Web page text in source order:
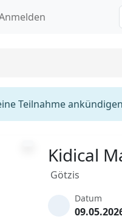
Teilnahme
Kidical
Götzis
Datum